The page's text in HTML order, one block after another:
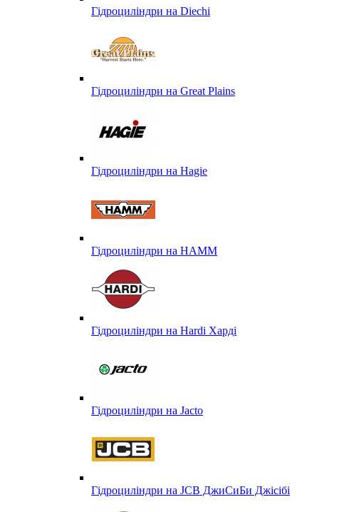
Гідроциліндри на Diechi
Гідроциліндри на Great Plains
Гідроциліндри на Hagie
Гідроциліндри на HAMM
Гідроциліндри на Hardi Харді
Гідроциліндри на Jacto
Гідроциліндри на JCB ДжиСиБи Джісібі